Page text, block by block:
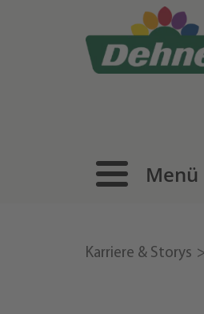
Menü
Karriere & Storys